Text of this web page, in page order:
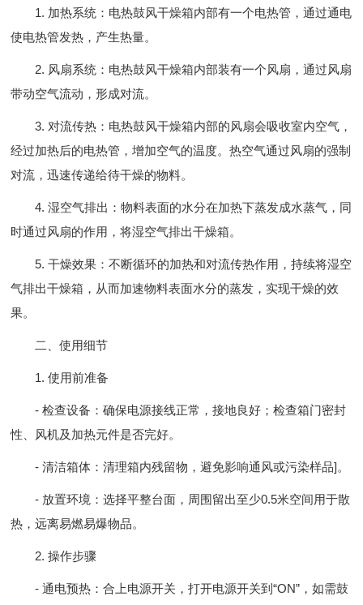
1. 加热系统：电热鼓风干燥箱内部有一个电热管，通过通电
使电热管发热，产生热量。
2. 风扇系统：电热鼓风干燥箱内部装有一个风扇，通过风扇
带动空气流动，形成对流。
3. 对流传热：电热鼓风干燥箱内部的风扇会吸收室内空气，
经过加热后的电热管，增加空气的温度。热空气通过风扇的强制
对流，迅速传递给待干燥的物料。
4. 湿空气排出：物料表面的水分在加热下蒸发成水蒸气，同
时通过风扇的作用，将湿空气排出干燥箱。
5. 干燥效果：不断循环的加热和对流传热作用，持续将湿空
气排出干燥箱，从而加速物料表面水分的蒸发，实现干燥的效
果。
二、使用细节
1. 使用前准备
- 检查设备：确保电源接线正常，接地良好；检查箱门密封
性、风机及加热元件是否完好。
- 清洁箱体：清理箱内残留物，避免影响通风或污染样品]。
- 放置环境：选择平整台面，周围留出至少0.5米空间用于散
热，远离易燃易爆物品。
2. 操作步骤
- 通电预热：合上电源开关，打开电源开关到“ON”，如需鼓